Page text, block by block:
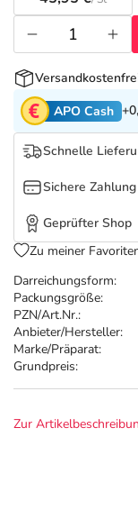
Tierapotheke
Vitamine &
Marken
Salus Deals
Darreichungsform:
Packungsgröße:
PZN/Art.Nr.:
Anbieter/Hersteller:
Marke/Präparat:
Grundpreis:
APO Cash
Schnelle
Sichere Zahlung
Geprüfter Shop
Zu meiner
Zur